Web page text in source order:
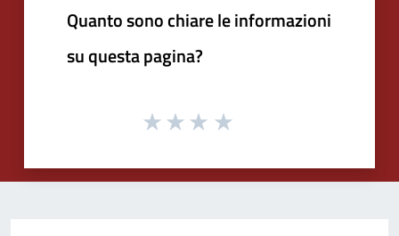
Quanto sono chiare le informazioni
su questa pagina?